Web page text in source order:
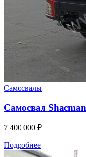
Самосвалы
Самосвал
7 400 000 ₽
Подробнее